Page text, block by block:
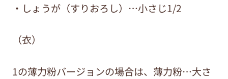
・しょうが（すりおろし）…小さじ1/2
（衣）
1の薄力粉バージョンの場合は、薄力粉…大さ